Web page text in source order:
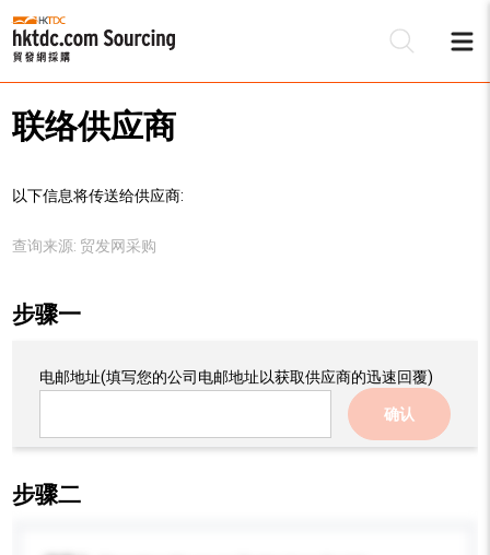
联络供应商
以下信息将传送给供应商:
查询来源: 贸发网采购
步骤一
电邮地址(填写您的公司电邮地址以获取供应商的迅速回覆)
确认
步骤二